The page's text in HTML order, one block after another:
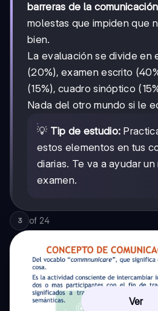
barreras de la comunicación
molestas que impiden que
bien.
La evaluación se divide en
(20%), examen escrito
(15%), cuadro sinóptico
Nada del otro mundo si le
💡 Tip de estudio:
estos elementos en tus
diarias. Te va a ayudar
examen.
3 of 24
Ver